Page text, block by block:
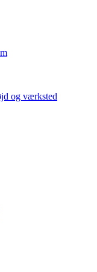
og værksted